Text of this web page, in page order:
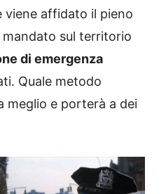
viene affidato il pieno
mandato sul territorio
di emergenza
Quale metodo
meglio e porterà a dei